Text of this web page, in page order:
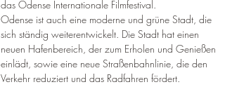
das Odense Internationale Filmfestival.
Odense ist auch eine moderne und grüne Stadt, die
sich ständig weiterentwickelt. Die Stadt hat einen
neuen Hafenbereich, der zum Erholen und Genießen
einlädt, sowie eine neue Straßenbahnlinie, die den
Verkehr reduziert und das Radfahren fördert.